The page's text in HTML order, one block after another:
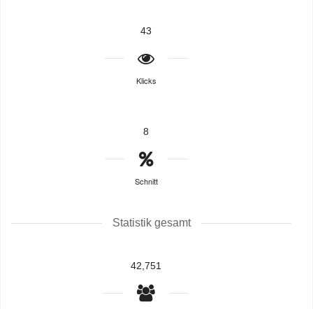
43
Klicks
8
Schnitt
Statistik gesamt
42,751